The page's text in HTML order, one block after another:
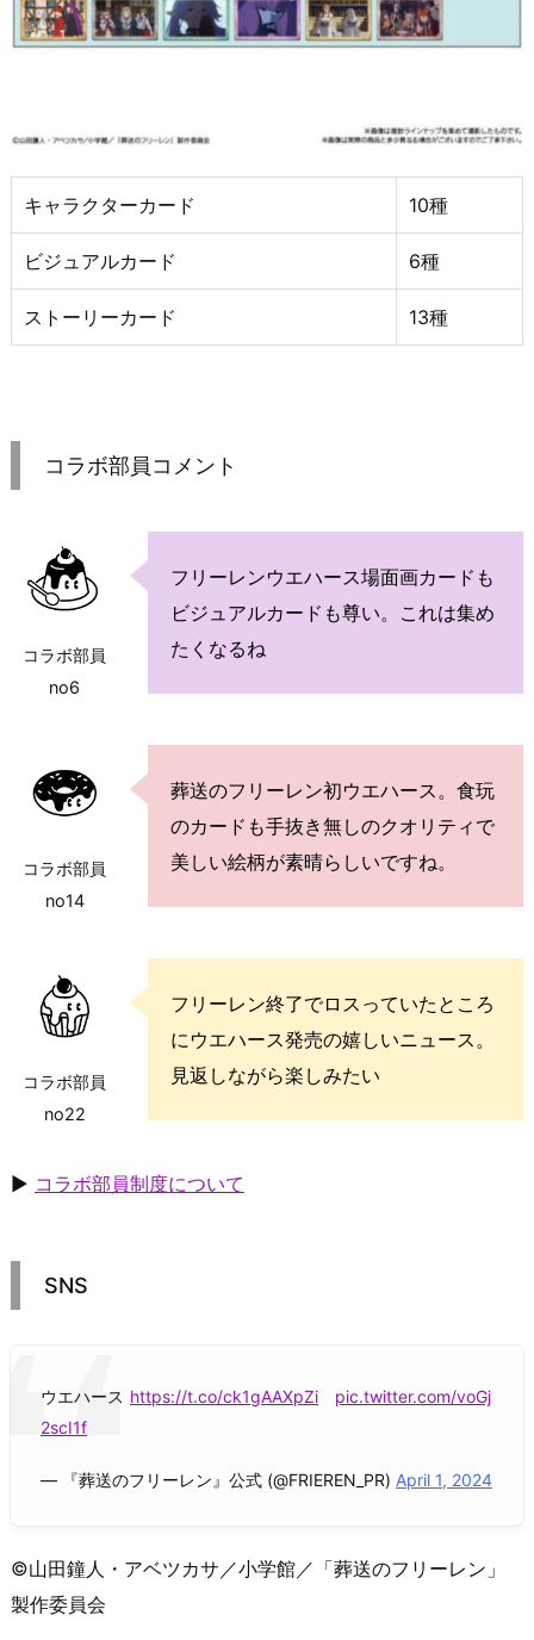
キャラクターカード 10種
ビジュアルカード 6種
ストーリーカード 13種
コラボ部員コメント
コラボ部員
no6
フリーレンウエハース場面画カードも
ビジュアルカードも尊い。これは集め
たくなるね
コラボ部員
no14
葬送のフリーレン初ウエハース。食玩
のカードも手抜き無しのクオリティで
美しい絵柄が素晴らしいですね。
コラボ部員
no22
フリーレン終了でロスっていたところ
にウエハース発売の嬉しいニュース。
見返しながら楽しみたい
▶ コラボ部員制度について
SNS
ウエハース https://t.co/ck1gAAXpZi
pic.twitter.com/voGj
2scI1f
— 『葬送のフリーレン』公式 (@FRIEREN_PR) April 1, 2024
©山田鐘人・アベツカサ／小学館／「葬送のフリーレン」
製作委員会